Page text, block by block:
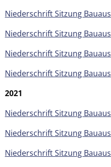
Niederschrift Sitzung
Niederschrift Sitzung
Niederschrift Sitzung
Niederschrift Sitzung
2021
Niederschrift Sitzung
Niederschrift Sitzung
Niederschrift Sitzung